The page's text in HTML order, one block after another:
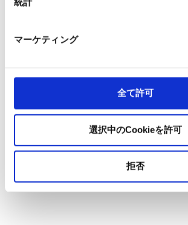
マーケティング
全て許可
選択中のCookieを許可
拒否